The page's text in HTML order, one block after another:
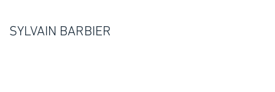
SYLVAIN BARBIER